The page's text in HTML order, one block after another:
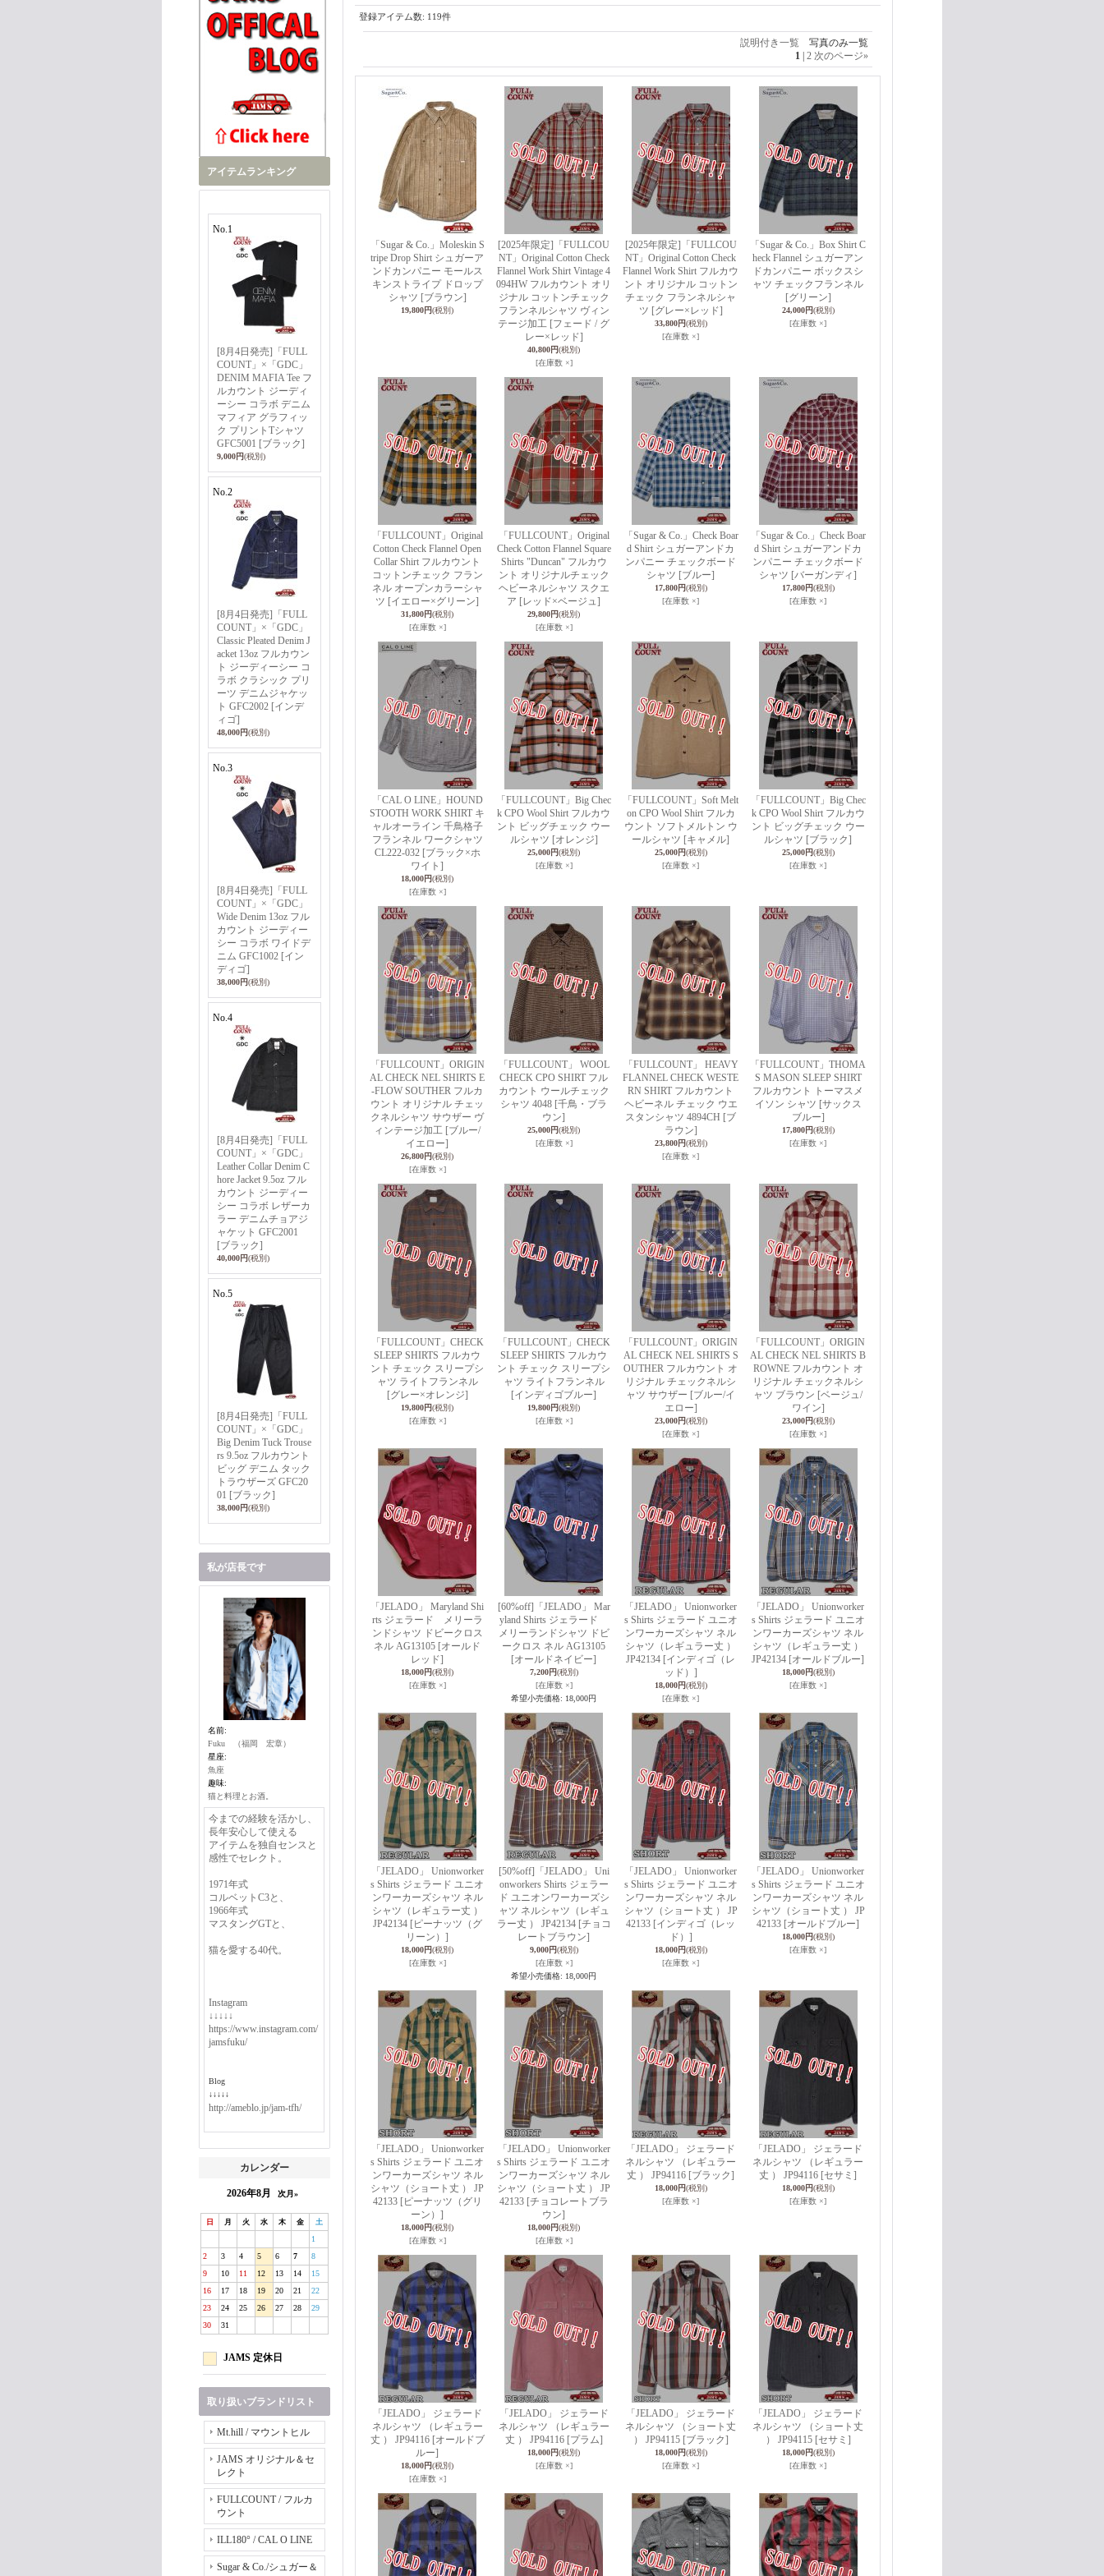
アイテムランキング
No.1
[8月4日発売]「FULL
COUNT」×「GDC」
DENIM MAFIA Tee フ
ルカウント ジーディ
ーシー コラボ デニム
マフィア グラフィッ
ク プリントTシャツ
GFC5001 [ブラック]
9,000円(税別)
No.2
[8月4日発売]「FULL
COUNT」×「GDC」
Classic Pleated Denim J
acket 13oz フルカウン
ト ジーディーシー コ
ラボ クラシック プリ
ーツ デニムジャケッ
ト GFC2002 [インデ
ィゴ]
48,000円(税別)
No.3
[8月4日発売]「FULL
COUNT」×「GDC」
Wide Denim 13oz フル
カウント ジーディー
シー コラボ ワイドデ
ニム GFC1002 [イン
ディゴ]
38,000円(税別)
No.4
[8月4日発売]「FULL
COUNT」×「GDC」
Leather Collar Denim C
hore Jacket 9.5oz フル
カウント ジーディー
シー コラボ レザーカ
ラー デニムチョアジ
ャケット GFC2001
[ブラック]
40,000円(税別)
No.5
[8月4日発売]「FULL
COUNT」×「GDC」
Big Denim Tuck Trouse
rs 9.5oz フルカウント
ビッグ デニム タック
トラウザーズ GFC20
01 [ブラック]
38,000円(税別)
私が店長です
名前:
Fuku （福岡 宏章）
星座:
魚座
趣味:
猫と料理とお酒。
今までの経験を活かし、
長年安心して使える
アイテムを独自センスと
感性でセレクト。
1971年式
コルベットC3と、
1966年式
マスタングGTと、
猫を愛する40代。
Instagram
↓↓↓↓↓
https://www.instagram.com/
jamsfuku/
Blog
↓↓↓↓↓
http://ameblo.jp/jam-tfh/
カレンダー
2026年8月 次月»
日 月 火 水 木 金 土
1
2
3 4 5 6 7
8
9
10 11 12 13 14
15
16
17 18 19 20 21
22
23
24 25 26 27 28
29
30
31
JAMS 定休日
取り扱いブランドリスト
Mt.hill / マウントヒル
JAMS オリジナル＆セ
レクト
FULLCOUNT / フルカ
ウント
ILL180° / CAL O LINE
Sugar & Co./シュガー＆
登録アイテム数: 119件
説明付き一覧 写真のみ一覧
1 2 次のページ»
「Sugar & Co.」Moleskin S
tripe Drop Shirt シュガーア
ンドカンパニー モールス
キンストライプ ドロップ
シャツ [ブラウン]
19,800円(税別)
[2025年限定]「FULLCOU
NT」Original Cotton Check
Flannel Work Shirt Vintage 4
094HW フルカウント オリ
ジナル コットンチェック
フランネルシャツ ヴィン
テージ加工 [フェード / グ
レー×レッド]
40,800円(税別)
[在庫数 ×]
[2025年限定]「FULLCOU
NT」Original Cotton Check
Flannel Work Shirt フルカウ
ント オリジナル コットン
チェック フランネルシャ
ツ [グレー×レッド]
33,800円(税別)
[在庫数 ×]
「Sugar & Co.」Box Shirt C
heck Flannel シュガーアン
ドカンパニー ボックスシ
ャツ チェックフランネル
[グリーン]
24,000円(税別)
[在庫数 ×]
「FULLCOUNT」Original
Cotton Check Flannel Open
Collar Shirt フルカウント
コットンチェック フラン
ネル オープンカラーシャ
ツ [イエロー×グリーン]
31,800円(税別)
[在庫数 ×]
「FULLCOUNT」Original
Check Cotton Flannel Square
Shirts "Duncan" フルカウ
ント オリジナルチェック
ヘビーネルシャツ スクエ
ア [レッド×ベージュ]
29,800円(税別)
[在庫数 ×]
「Sugar & Co.」Check Boar
d Shirt シュガーアンドカ
ンパニー チェックボード
シャツ [ブルー]
17,800円(税別)
[在庫数 ×]
「Sugar & Co.」Check Boar
d Shirt シュガーアンドカ
ンパニー チェックボード
シャツ [バーガンディ]
17,800円(税別)
[在庫数 ×]
「CAL O LINE」HOUND
STOOTH WORK SHIRT キ
ャルオーライン 千鳥格子
フランネル ワークシャツ
CL222-032 [ブラック×ホ
ワイト]
18,000円(税別)
[在庫数 ×]
「FULLCOUNT」Big Chec
k CPO Wool Shirt フルカウ
ント ビッグチェック ウー
ルシャツ [オレンジ]
25,000円(税別)
[在庫数 ×]
「FULLCOUNT」Soft Melt
on CPO Wool Shirt フルカ
ウント ソフトメルトン ウ
ールシャツ [キャメル]
25,000円(税別)
[在庫数 ×]
「FULLCOUNT」Big Chec
k CPO Wool Shirt フルカウ
ント ビッグチェック ウー
ルシャツ [ブラック]
25,000円(税別)
[在庫数 ×]
「FULLCOUNT」ORIGIN
AL CHECK NEL SHIRTS E
-FLOW SOUTHER フルカ
ウント オリジナル チェッ
クネルシャツ サウザー ヴ
ィンテージ加工 [ブルー/
イエロー]
26,800円(税別)
[在庫数 ×]
「FULLCOUNT」 WOOL
CHECK CPO SHIRT フル
カウント ウールチェック
シャツ 4048 [千鳥・ブラ
ウン]
25,000円(税別)
[在庫数 ×]
「FULLCOUNT」 HEAVY
FLANNEL CHECK WESTE
RN SHIRT フルカウント
ヘビーネル チェック ウエ
スタンシャツ 4894CH [ブ
ラウン]
23,800円(税別)
[在庫数 ×]
「FULLCOUNT」THOMA
S MASON SLEEP SHIRT
フルカウント トーマスメ
イソン シャツ [サックス
ブルー]
17,800円(税別)
[在庫数 ×]
「FULLCOUNT」CHECK
SLEEP SHIRTS フルカウ
ント チェック スリープシ
ャツ ライトフランネル
[グレー×オレンジ]
19,800円(税別)
[在庫数 ×]
「FULLCOUNT」CHECK
SLEEP SHIRTS フルカウ
ント チェック スリープシ
ャツ ライトフランネル
[インディゴブルー]
19,800円(税別)
[在庫数 ×]
「FULLCOUNT」ORIGIN
AL CHECK NEL SHIRTS S
OUTHER フルカウント オ
リジナル チェックネルシ
ャツ サウザー [ブルー/イ
エロー]
23,000円(税別)
[在庫数 ×]
「FULLCOUNT」ORIGIN
AL CHECK NEL SHIRTS B
ROWNE フルカウント オ
リジナル チェックネルシ
ャツ ブラウン [ベージュ/
ワイン]
23,000円(税別)
[在庫数 ×]
「JELADO」 Maryland Shi
rts ジェラード メリーラ
ンドシャツ ドビークロス
ネル AG13105 [オールド
レッド]
18,000円(税別)
[在庫数 ×]
[60%off]「JELADO」 Mar
yland Shirts ジェラード
メリーランドシャツ ドビ
ークロス ネル AG13105
[オールドネイビー]
7,200円(税別)
[在庫数 ×]
希望小売価格: 18,000円
「JELADO」 Unionworker
s Shirts ジェラード ユニオ
ンワーカーズシャツ ネル
シャツ（レギュラー丈 ）
JP42134 [インディゴ（レ
ッド）]
18,000円(税別)
[在庫数 ×]
「JELADO」 Unionworker
s Shirts ジェラード ユニオ
ンワーカーズシャツ ネル
シャツ（レギュラー丈 ）
JP42134 [オールドブルー]
18,000円(税別)
[在庫数 ×]
「JELADO」 Unionworker
s Shirts ジェラード ユニオ
ンワーカーズシャツ ネル
シャツ（レギュラー丈 ）
JP42134 [ピーナッツ（グ
リーン）]
18,000円(税別)
[在庫数 ×]
[50%off]「JELADO」 Uni
onworkers Shirts ジェラー
ド ユニオンワーカーズシ
ャツ ネルシャツ（レギュ
ラー丈 ） JP42134 [チョコ
レートブラウン]
9,000円(税別)
[在庫数 ×]
希望小売価格: 18,000円
「JELADO」 Unionworker
s Shirts ジェラード ユニオ
ンワーカーズシャツ ネル
シャツ（ショート丈 ） JP
42133 [インディゴ（レッ
ド）]
18,000円(税別)
[在庫数 ×]
「JELADO」 Unionworker
s Shirts ジェラード ユニオ
ンワーカーズシャツ ネル
シャツ（ショート丈 ） JP
42133 [オールドブルー]
18,000円(税別)
[在庫数 ×]
「JELADO」 Unionworker
s Shirts ジェラード ユニオ
ンワーカーズシャツ ネル
シャツ（ショート丈 ） JP
42133 [ピーナッツ（グリ
ーン）]
18,000円(税別)
[在庫数 ×]
「JELADO」 Unionworker
s Shirts ジェラード ユニオ
ンワーカーズシャツ ネル
シャツ（ショート丈 ） JP
42133 [チョコレートブラ
ウン]
18,000円(税別)
[在庫数 ×]
「JELADO」 ジェラード
ネルシャツ （レギュラー
丈 ） JP94116 [ブラック]
18,000円(税別)
[在庫数 ×]
「JELADO」 ジェラード
ネルシャツ （レギュラー
丈 ） JP94116 [セサミ]
18,000円(税別)
[在庫数 ×]
「JELADO」 ジェラード
ネルシャツ （レギュラー
丈 ） JP94116 [オールドブ
ルー]
18,000円(税別)
[在庫数 ×]
「JELADO」 ジェラード
ネルシャツ （レギュラー
丈 ） JP94116 [プラム]
18,000円(税別)
[在庫数 ×]
「JELADO」 ジェラード
ネルシャツ （ショート丈
） JP94115 [ブラック]
18,000円(税別)
[在庫数 ×]
「JELADO」 ジェラード
ネルシャツ （ショート丈
） JP94115 [セサミ]
18,000円(税別)
[在庫数 ×]